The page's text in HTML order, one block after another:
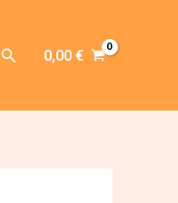
Rechercher
0,00 €